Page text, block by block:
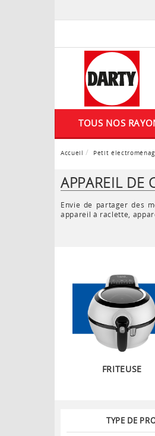
TOUS NOS
Accueil Petit
APPAREIL DE
Envie de partager des
appareil à raclette,
FRITEUSE
TYPE DE